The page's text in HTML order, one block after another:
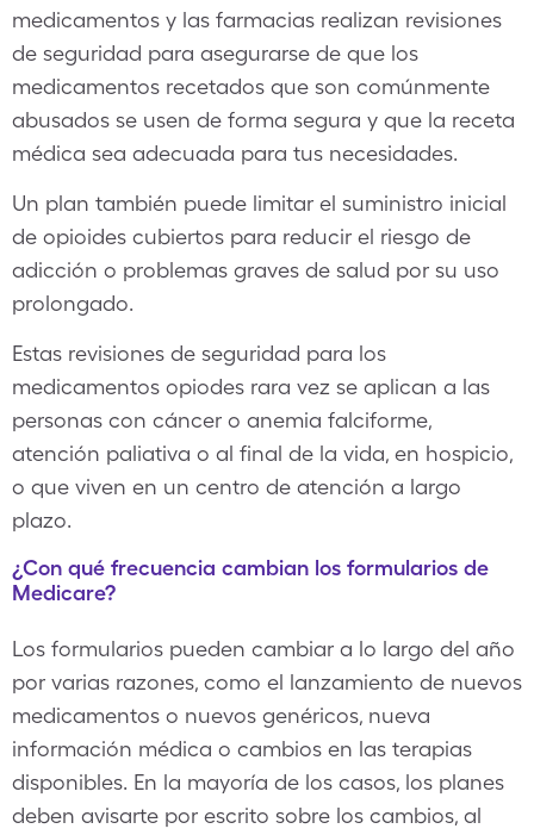
medicamentos y las farmacias realizan revisiones
de seguridad para asegurarse de que los
medicamentos recetados que son comúnmente
abusados se usen de forma segura y que la receta
médica sea adecuada para tus necesidades.
Un plan también puede limitar el suministro inicial
de opioides cubiertos para reducir el riesgo de
adicción o problemas graves de salud por su uso
prolongado.
Estas revisiones de seguridad para los
medicamentos opiodes rara vez se aplican a las
personas con cáncer o anemia falciforme,
atención paliativa o al final de la vida, en hospicio,
o que viven en un centro de atención a largo
plazo.
¿Con qué frecuencia cambian los formularios de
Medicare?
Los formularios pueden cambiar a lo largo del año
por varias razones, como el lanzamiento de nuevos
medicamentos o nuevos genéricos, nueva
información médica o cambios en las terapias
disponibles. En la mayoría de los casos, los planes
deben avisarte por escrito sobre los cambios, al